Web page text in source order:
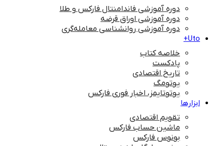
دوره آموزشی فاندامنتال فارکس و طلا
دوره آموزشی اوراق قرضه
دوره آموزشی روانشناسی معامله‌گری
Uto+
خلاصه کتاب
پادکست
تاریخ اقتصادی
یوتومگ
یوتوتایمز، اخبار فوری فارکس
ابزارها
تقویم اقتصادی
ماشین حساب فارکس
بونوس فارکس